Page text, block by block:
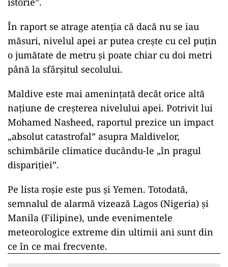
În raport se atrage atenția că dacă nu se iau
măsuri, nivelul apei ar putea crește cu cel puțin
o jumătate de metru și poate chiar cu doi metri
până la sfârșitul secolului.
Maldive este mai amenințată decât orice altă
națiune de creșterea nivelului apei. Potrivit lui
Mohamed Nasheed, raportul prezice un impact
„absolut catastrofal” asupra Maldivelor,
schimbările climatice ducându-le „în pragul
dispariției”.
Pe lista roșie este pus și Yemen. Totodată,
semnalul de alarmă vizează Lagos (Nigeria) și
Manila (Filipine), unde evenimentele
meteorologice extreme din ultimii ani sunt din
ce în ce mai frecvente.